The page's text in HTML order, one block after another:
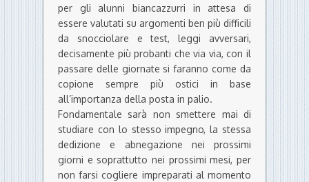
per gli alunni biancazzurri in attesa di
essere valutati su argomenti ben più difficili
da snocciolare e test, leggi avversari,
decisamente più probanti che via via, con il
passare delle giornate si faranno come da
copione sempre più ostici in base
all’importanza della posta in palio.
Fondamentale sarà non smettere mai di
studiare con lo stesso impegno, la stessa
dedizione e abnegazione nei prossimi
giorni e soprattutto nei prossimi mesi, per
non farsi cogliere impreparati al momento